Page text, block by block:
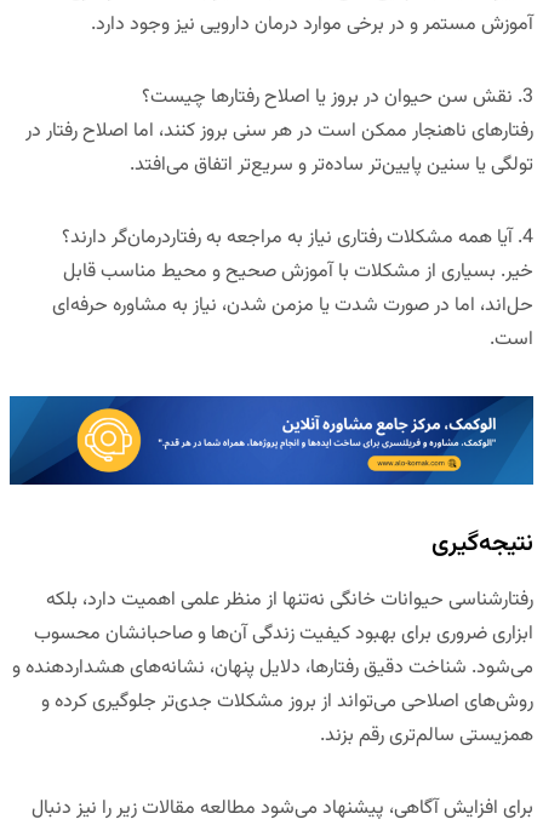
آموزش مستمر و در برخی موارد درمان دارویی نیز وجود دارد.
3. نقش سن حیوان در بروز یا اصلاح رفتارها چیست؟
رفتارهای ناهنجار ممکن است در هر سنی بروز کنند، اما اصلاح رفتار در
تولگی یا سنین پایین‌تر ساده‌تر و سریع‌تر اتفاق می‌افتد.
4. آیا همه مشکلات رفتاری نیاز به مراجعه به رفتاردرمان‌گر دارند؟
خیر. بسیاری از مشکلات با آموزش صحیح و محیط مناسب قابل
حل‌اند، اما در صورت شدت یا مزمن شدن، نیاز به مشاوره حرفه‌ای
است.
نتیجه‌گیری
رفتارشناسی حیوانات خانگی نه‌تنها از منظر علمی اهمیت دارد، بلکه
ابزاری ضروری برای بهبود کیفیت زندگی آن‌ها و صاحبانشان محسوب
می‌شود. شناخت دقیق رفتارها، دلایل پنهان، نشانه‌های هشداردهنده و
روش‌های اصلاحی می‌تواند از بروز مشکلات جدی‌تر جلوگیری کرده و
همزیستی سالم‌تری رقم بزند.
برای افزایش آگاهی، پیشنهاد می‌شود مطالعه مقالات زیر را نیز دنبال